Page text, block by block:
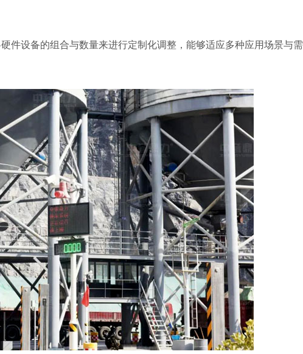
件设备的组合与数量来进行定制化调整，能够适应多种应用场景与需